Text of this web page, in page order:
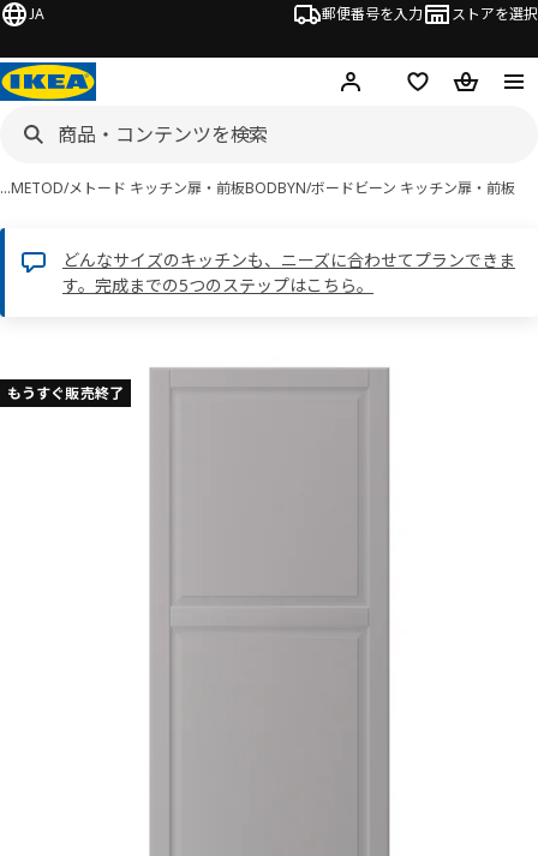
JA 郵便番号を入力 ストアを選択
ログイン・新規入会
欲しいものリスト
カート
…METOD/メトード キッチン扉・前板BODBYN/ボードビーン キッチン扉・前板
どんなサイズのキッチンも、ニーズに合わせてプランできま
す。完成までの5つのステップはこちら。
ボードビーン画像
キップ
もうすぐ販売終了